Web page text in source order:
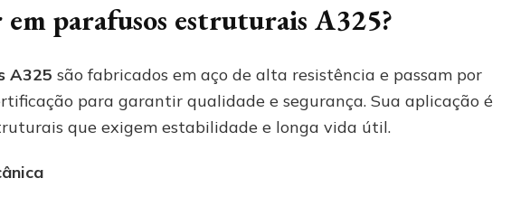
parafusos estruturais A325?
A325 são fabricados em aço de alta resistência e passam por
para garantir qualidade e segurança. Sua aplicação é
que exigem estabilidade e longa vida útil.